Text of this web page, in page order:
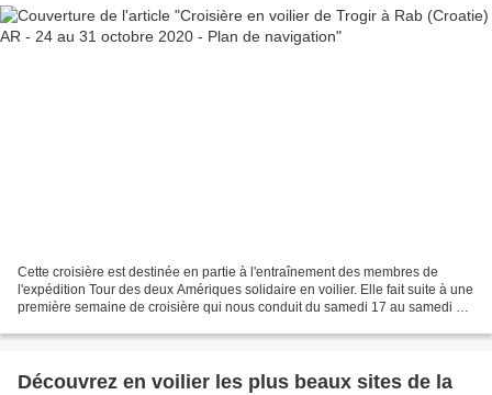
Cette croisière est destinée en partie à l'entraînement des membres de
l'expédition Tour des deux Amériques solidaire en voilier. Elle fait suite à une
première semaine de croisière qui nous conduit du samedi 17 au samedi 24
Découvrez en voilier les plus beaux sites de la